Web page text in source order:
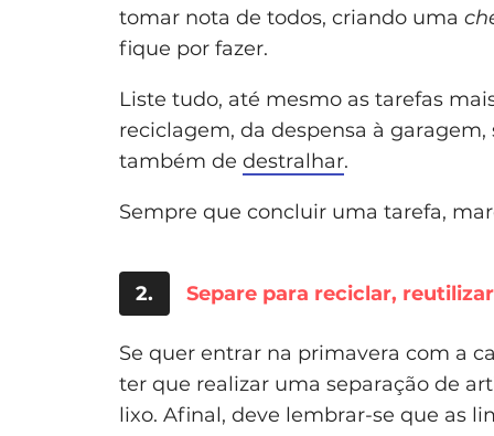
tomar nota de todos, criando uma
fique por fazer.
Liste tudo, até mesmo as tarefas
reciclagem, da despensa à
também de destralhar.
Sempre que concluir uma tarefa,
2. Separe para reciclar,
Se quer entrar na primavera com a
ter que realizar uma separação de
lixo. Afinal, deve lembrar-se que as